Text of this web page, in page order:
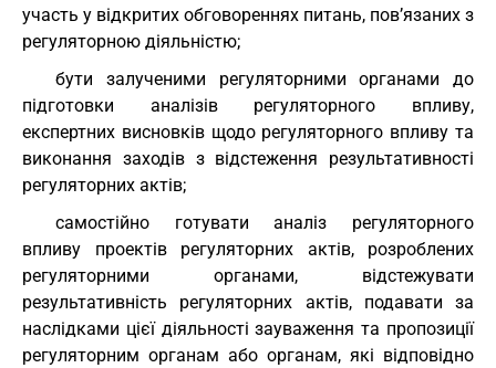
участь у відкритих обговореннях питань, пов’язаних з
регуляторною діяльністю;
бути залученими регуляторними органами до
підготовки аналізів регуляторного впливу,
експертних висновків щодо регуляторного впливу та
виконання заходів з відстеження результативності
регуляторних актів;
самостійно готувати аналіз регуляторного
впливу проектів регуляторних актів, розроблених
регуляторними органами, відстежувати
результативність регуляторних актів, подавати за
наслідками цієї діяльності зауваження та пропозиції
регуляторним органам або органам, які відповідно